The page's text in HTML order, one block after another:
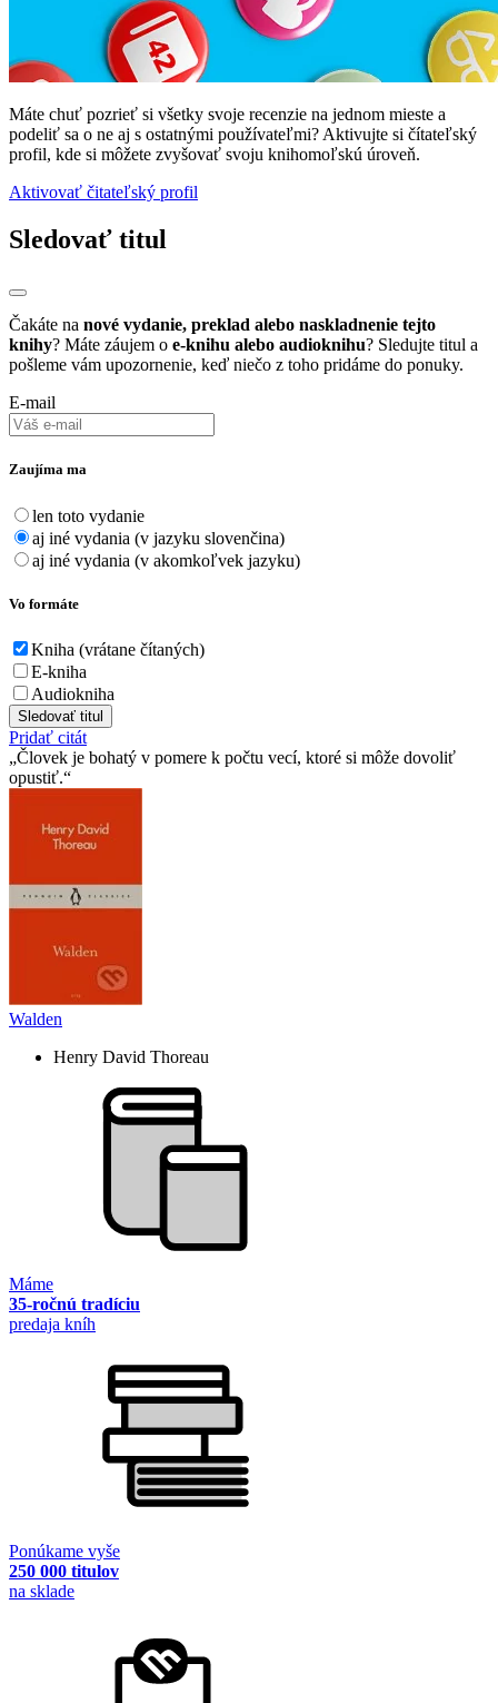
Máte chuť pozrieť si všetky svoje recenzie na jednom mieste a
podeliť sa o ne aj s ostatnými používateľmi? Aktivujte si čítateľský
profil, kde si môžete zvyšovať svoju knihomoľskú úroveň.
Aktivovať čitateľský profil
Sledovať titul
Čakáte na nové vydanie, preklad alebo naskladnenie tejto
knihy? Máte záujem o e-knihu alebo audioknihu? Sledujte titul a
pošleme vám upozornenie, keď niečo z toho pridáme do ponuky.
E-mail
Zaujíma ma
len toto vydanie
aj iné vydania (v jazyku slovenčina)
aj iné vydania (v akomkoľvek jazyku)
Vo formáte
Kniha (vrátane čítaných)
E-kniha
Audiokniha
Sledovať titul
Pridať citát
Človek je bohatý v pomere k počtu vecí, ktoré si môže dovoliť
opustiť.
Walden
Henry David Thoreau
Máme
35-ročnú tradíciu
predaja kníh
Ponúkame vyše
250 000 titulov
na sklade